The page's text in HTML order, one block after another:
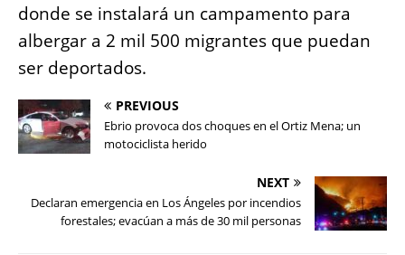
donde se instalará un campamento para
albergar a 2 mil 500 migrantes que puedan
ser deportados.
PREVIOUS
Ebrio provoca dos choques en el Ortiz Mena; un
motociclista herido
NEXT
Declaran emergencia en Los Ángeles por incendios
forestales; evacúan a más de 30 mil personas